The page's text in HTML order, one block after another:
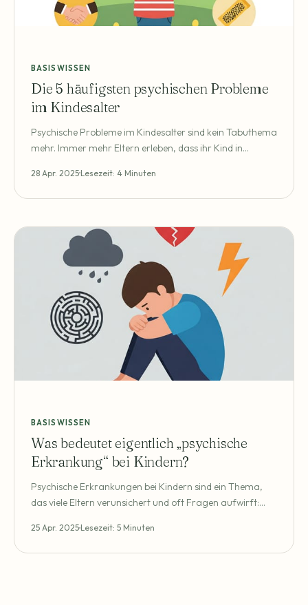
BASISWISSEN
Die 5 häufigsten psychischen Probleme
im Kindesalter
Psychische Probleme im Kindesalter sind kein Tabuthema
mehr. Immer mehr Eltern erleben, dass ihr Kind in
verhaltensbezogenen Herausforderungen zu kämpfen
hat. Das kann verunsichern, ängstigen oder sogar
ganz klar: Mit früher Erkennung, einer einbezogenen
Familie und einer angemessenen Begleitung
28 Apr. 2025 Lesezeit: 4 Minuten
BASISWISSEN
Was bedeutet eigentlich „psychische
Erkrankung“ bei Kindern?
Psychische Erkrankungen bei Kindern sind ein Thema,
das viele Eltern verunsichert und oft Fragen aufwirft:
beginnen tatsächliche seelische Beeinträchtigungen? In
dieser Übersicht wird geklärt, was Fachleute unter einer
25 Apr. 2025 Lesezeit: 5 Minuten